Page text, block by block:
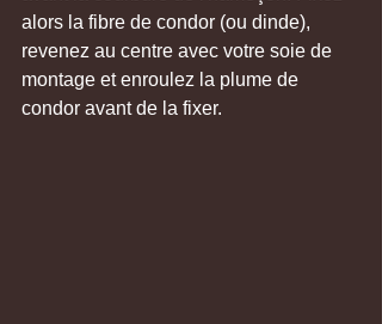
alors la fibre de condor (ou dinde),
revenez au centre avec votre soie de
montage et enroulez la plume de
condor avant de la fixer.